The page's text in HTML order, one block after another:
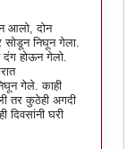
आलो, दोन
सोडून निघून गेला.
दंग होऊन गेलो.
गेले. काही
तर कुठेही अगदी
दिवसांनी घरी